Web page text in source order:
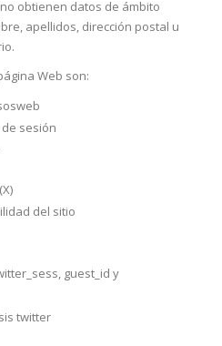
obtienen datos de ámbito
apellidos, dirección postal u
Web son:
sesión
del sitio
guest_id y
twitter